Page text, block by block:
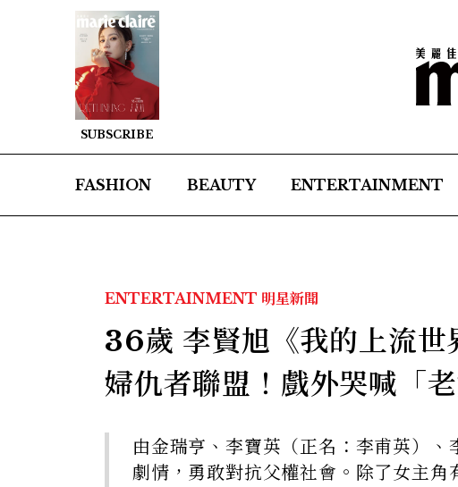
SUBSCRIBE
FASHION BEAUTY ENTERTAINMENT
ENTERTAINMENT 明星新聞
36歲 李賢旭《我的上流世
婦仇者聯盟！戲外哭喊「
由金瑞亨、李寶英（正名：李甫英）
劇情，勇敢對抗父權社會。除了女主